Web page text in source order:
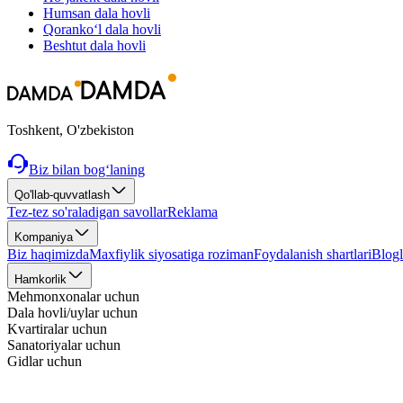
Humsan dala hovli
Qoranko‘l dala hovli
Beshtut dala hovli
Toshkent, O'zbekiston
Biz bilan bog‘laning
Qo'llab-quvvatlash
Tez-tez so'raladigan savollarReklama
Kompaniya
Biz haqimizdaMaxfiylik siyosatiga rozimanFoydalanish shartlari
Hamkorlik
Mehmonxonalar uchun
Dala hovli/uylar uchun
Kvartiralar uchun
Sanatoriyalar uchun
Gidlar uchun